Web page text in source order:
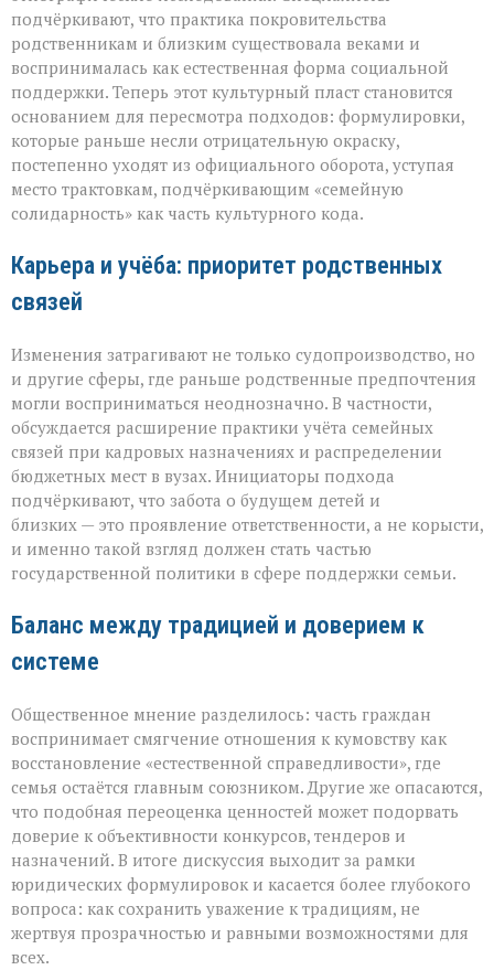
подчёркивают, что практика покровительства
родственникам и близким существовала веками и
воспринималась как естественная форма социальной
поддержки. Теперь этот культурный пласт становится
основанием для пересмотра подходов: формулировки,
которые раньше несли отрицательную окраску,
постепенно уходят из официального оборота, уступая
место трактовкам, подчёркивающим «семейную
солидарность» как часть культурного кода.
Карьера и учёба: приоритет родственных
связей
Изменения затрагивают не только судопроизводство, но
и другие сферы, где раньше родственные предпочтения
могли восприниматься неоднозначно. В частности,
обсуждается расширение практики учёта семейных
связей при кадровых назначениях и распределении
бюджетных мест в вузах. Инициаторы подхода
подчёркивают, что забота о будущем детей и
близких — это проявление ответственности, а не корысти,
и именно такой взгляд должен стать частью
государственной политики в сфере поддержки семьи.
Баланс между традицией и доверием к
системе
Общественное мнение разделилось: часть граждан
воспринимает смягчение отношения к кумовству как
восстановление «естественной справедливости», где
семья остаётся главным союзником. Другие же опасаются,
что подобная переоценка ценностей может подорвать
доверие к объективности конкурсов, тендеров и
назначений. В итоге дискуссия выходит за рамки
юридических формулировок и касается более глубокого
вопроса: как сохранить уважение к традициям, не
жертвуя прозрачностью и равными возможностями для
всех.